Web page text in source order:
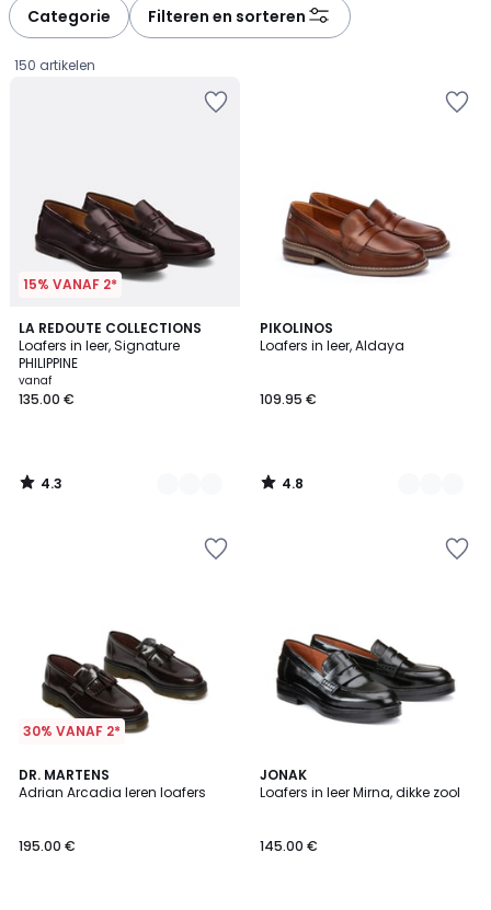
Categorie Filteren en sorteren
150 artikelen
15% VANAF 2*
LA REDOUTE COLLECTIONS
Loafers in leer, Signature
PHILIPPINE
Prijs
vanaf
vanaf
135.00 €
4.3
/ 5
2
Kleuren
4.3
/
PIKOLINOS
Loafers in leer, Aldaya
109.95 €
4.8
/ 5
2
Kleuren
4.8
/
30% VANAF 2*
DR. MARTENS
Adrian Arcadia leren loafers
195.00 €
4.3
/ 5
JONAK
Loafers in leer Mirna, dikke zool
145.00 €
4.4
/ 5